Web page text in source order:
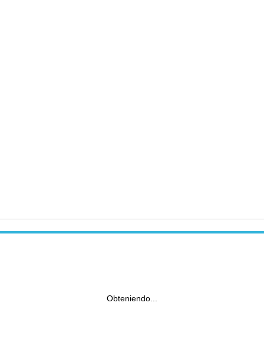
Obteniendo...